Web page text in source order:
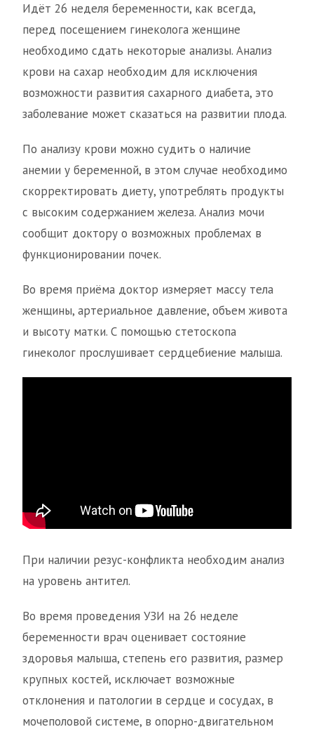
Идёт 26 неделя беременности, как всегда,
перед посещением гинеколога женщине
необходимо сдать некоторые анализы. Анализ
крови на сахар необходим для исключения
возможности развития сахарного диабета, это
заболевание может сказаться на развитии плода.
По анализу крови можно судить о наличие
анемии у беременной, в этом случае необходимо
скорректировать диету, употреблять продукты
с высоким содержанием железа. Анализ мочи
сообщит доктору о возможных проблемах в
функционировании почек.
Во время приёма доктор измеряет массу тела
женщины, артериальное давление, объем живота
и высоту матки. С помощью стетоскопа
гинеколог прослушивает сердцебиение малыша.
При наличии резус-конфликта необходим анализ
на уровень антител.
Во время проведения УЗИ на 26 неделе
беременности врач оценивает состояние
здоровья малыша, степень его развития, размер
крупных костей, исключает возможные
отклонения и патологии в сердце и сосудах, в
мочеполовой системе, в опорно-двигательном